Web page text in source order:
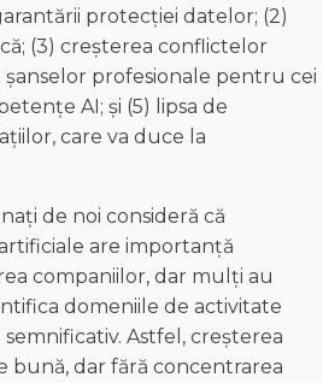
protecției datelor; (2)
(3) creșterea conflictelor
șanselor profesionale pentru cei
AI; și (5) lipsa de
care va duce la
de noi consideră că
are importanță
companiilor, dar mulți au
domeniile de activitate
Astfel, creșterea
bună, dar fără concentrarea